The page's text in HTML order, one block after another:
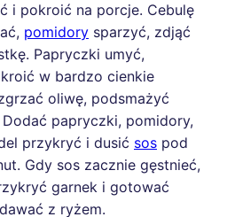
i pokroić na porcje. Cebulę
pomidory sparzyć, zdjąć
Papryczki umyć,
w bardzo cienkie
oliwę, podsmażyć
Dodać papryczki, pomidory,
przykryć i dusić sos pod
Gdy sos zacznie gęstnieć,
garnek i gotować
z ryżem.